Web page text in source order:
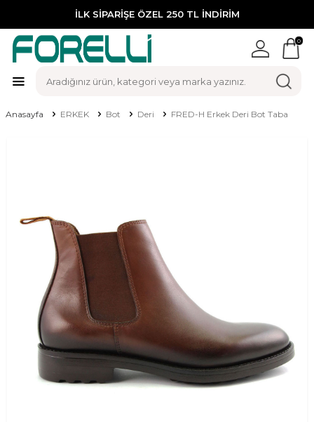
İLK SİPARİŞE ÖZEL 250 TL İNDİRİM
0
Anasayfa ERKEK Bot Deri FRED-H Erkek Deri Bot Taba